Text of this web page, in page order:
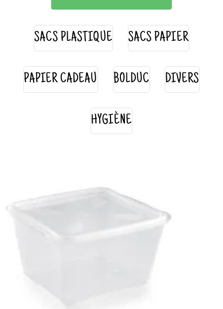
SACS PLASTIQUE SACS PAPIER
PAPIER CADEAU BOLDUC DIVERS
HYGIÈNE